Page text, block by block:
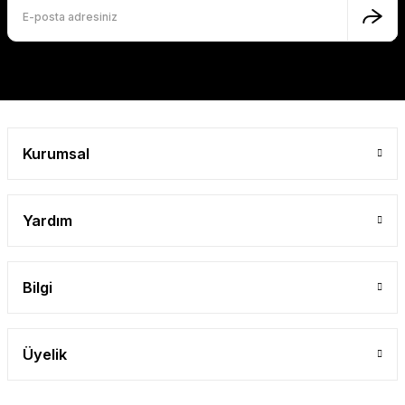
Bu ürüne benzer farklı alternatifler olmalı.
Kurumsal
Yardım
Bilgi
Üyelik